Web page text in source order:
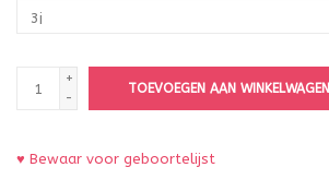
+
-
TOEVOEGEN AAN WINKELWAGEN
♥ Bewaar voor geboortelijst